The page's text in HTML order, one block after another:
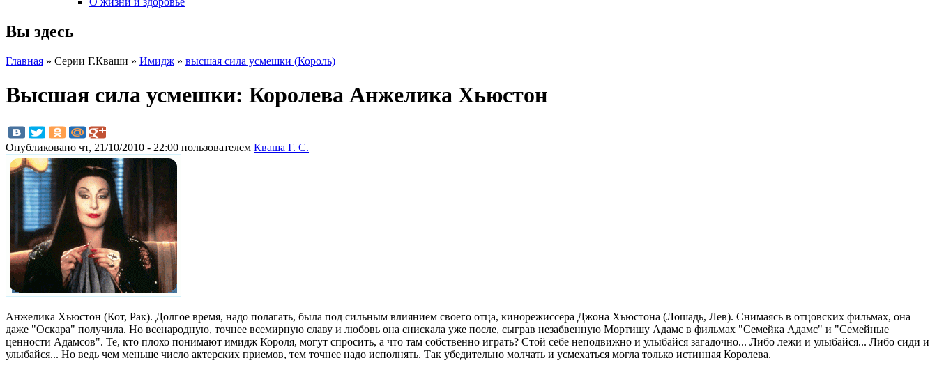
Вы здесь
Главная » Серии Г.Кваши » Имидж » высшая сила усмешки (Король)
Высшая сила усмешки: Королева Анжелика Хьюстон
Опубликовано чт, 21/10/2010 - 22:00 пользователем Кваша Г. С.
Анжелика Хьюстон (Кот, Рак). Долгое время, надо полагать, была под сильным влиянием своего отца, кинорежиссера Джона Хьюстона (Лошадь, Лев). Снимаясь в отцовских фильмах, она
даже "Оскара" получила. Но всенародную, точнее всемирную славу и любовь она снискала уже после, сыграв незабвенную Мортишу Адамс в фильмах "Семейка Адамс" и "Семейные
ценности Адамсов". Те, кто плохо понимают имидж Короля, могут спросить, а что там собственно играть? Стой себе неподвижно и улыбайся загадочно... Либо лежи и улыбайся... Либо сиди и
улыбайся... Но ведь чем меньше число актерских приемов, тем точнее надо исполнять. Так убедительно молчать и усмехаться могла только истинная Королева.